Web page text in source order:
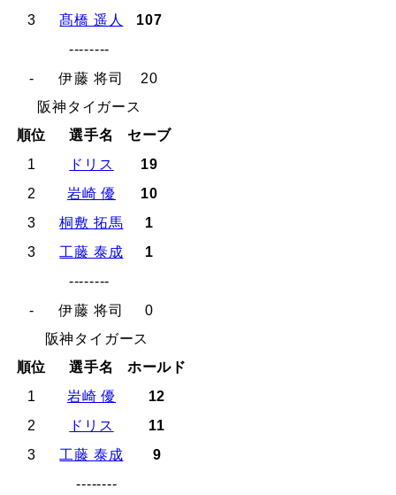
3
髙橋 遥人
107
--------
-
伊藤 将司
20
阪神タイガース
順位
選手名
セーブ
1
ドリス
19
2
岩崎 優
10
3
桐敷 拓馬
1
3
工藤 泰成
1
--------
-
伊藤 将司
0
阪神タイガース
順位
選手名
ホールド
1
岩崎 優
12
2
ドリス
11
3
工藤 泰成
9
--------